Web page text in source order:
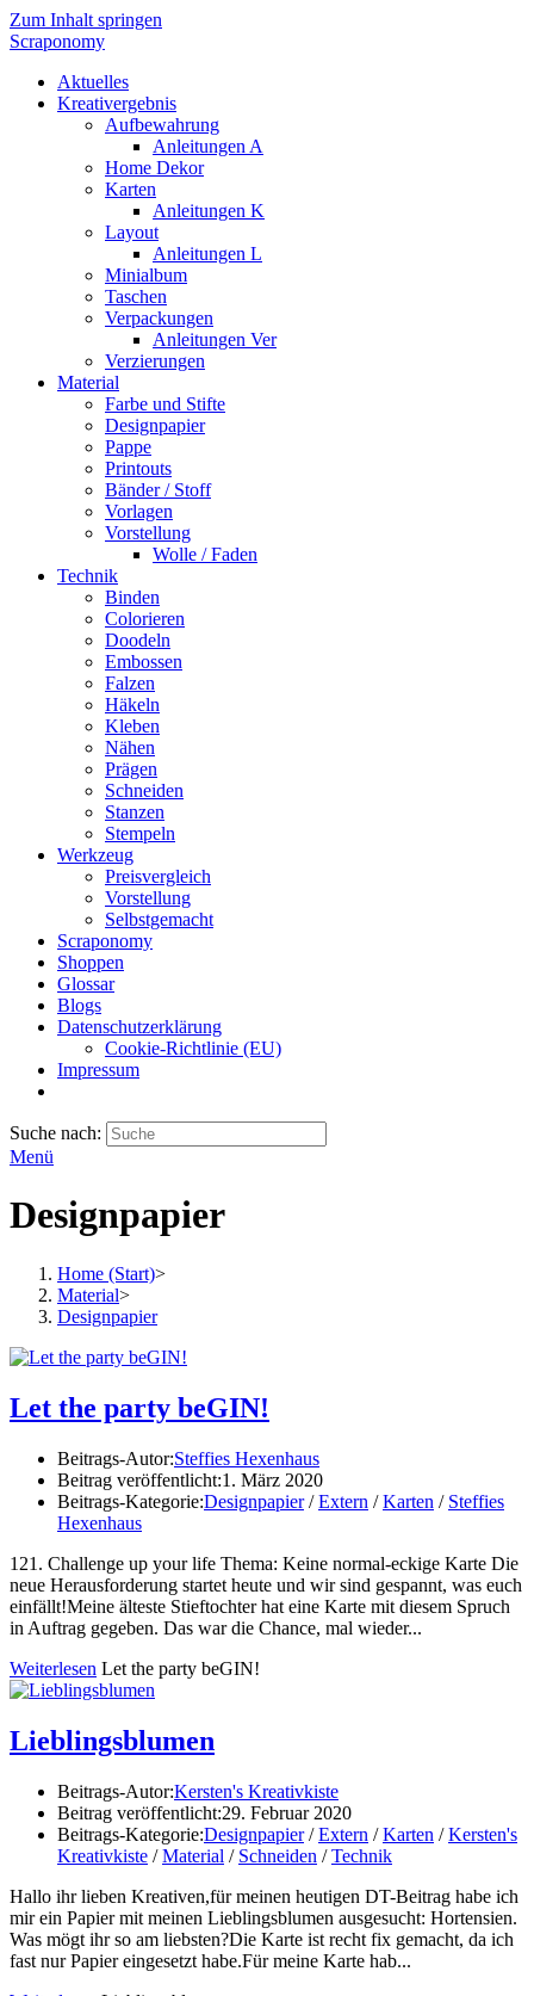
Zum Inhalt springen
Scraponomy
Aktuelles
Kreativergebnis
Aufbewahrung
Anleitungen A
Home Dekor
Karten
Anleitungen K
Layout
Anleitungen L
Minialbum
Taschen
Verpackungen
Anleitungen Ver
Verzierungen
Material
Farbe und Stifte
Designpapier
Pappe
Printouts
Bänder / Stoff
Vorlagen
Vorstellung
Wolle / Faden
Technik
Binden
Colorieren
Doodeln
Embossen
Falzen
Häkeln
Kleben
Nähen
Prägen
Schneiden
Stanzen
Stempeln
Werkzeug
Preisvergleich
Vorstellung
Selbstgemacht
Scraponomy
Shoppen
Glossar
Blogs
Datenschutzerklärung
Cookie-Richtlinie (EU)
Impressum
Suche nach:
Menü
Designpapier
Home (Start)>
Material>
Designpapier
Let the party beGIN!
Beitrags-Autor:Steffies Hexenhaus
Beitrag veröffentlicht:1. März 2020
Beitrags-Kategorie:Designpapier / Extern / Karten / Steffies
Hexenhaus
121. Challenge up your life Thema: Keine normal-eckige Karte Die
neue Herausforderung startet heute und wir sind gespannt, was euch
einfällt!Meine älteste Stieftochter hat eine Karte mit diesem Spruch
in Auftrag gegeben. Das war die Chance, mal wieder...
Weiterlesen Let the party beGIN!
Lieblingsblumen
Beitrags-Autor:Kersten's Kreativkiste
Beitrag veröffentlicht:29. Februar 2020
Beitrags-Kategorie:Designpapier / Extern / Karten / Kersten's
Kreativkiste / Material / Schneiden / Technik
Hallo ihr lieben Kreativen,für meinen heutigen DT-Beitrag habe ich
mir ein Papier mit meinen Lieblingsblumen ausgesucht: Hortensien.
Was mögt ihr so am liebsten?Die Karte ist recht fix gemacht, da ich
fast nur Papier eingesetzt habe.Für meine Karte hab...